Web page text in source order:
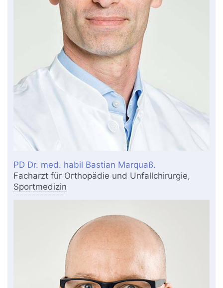
PD Dr. med. habil Bastian Marquaß.
Facharzt für Orthopädie und Unfallchirurgie,
Sportmedizin